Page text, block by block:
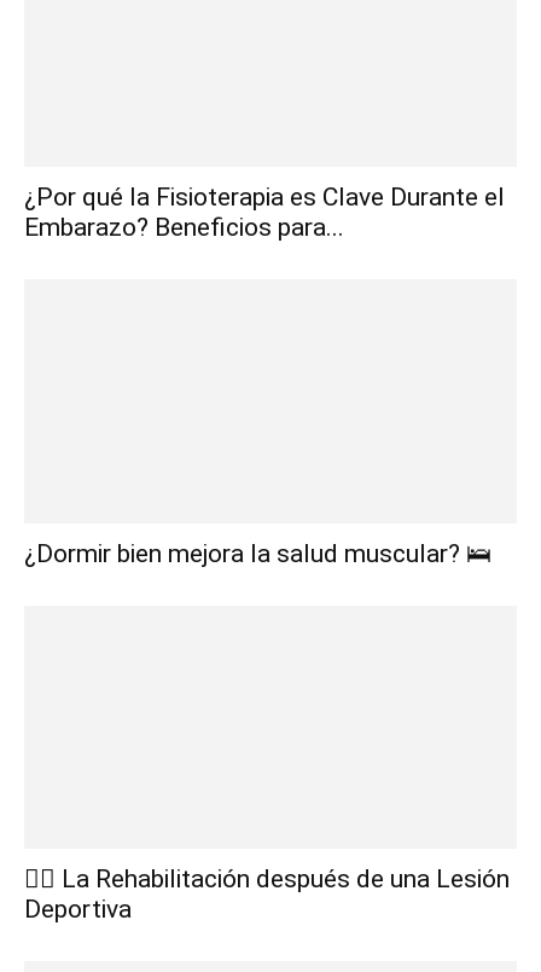
¿Por qué la Fisioterapia es Clave Durante el
Embarazo? Beneficios para...
¿Dormir bien mejora la salud muscular? 🛌
🏋️‍♂️ La Rehabilitación después de una Lesión
Deportiva